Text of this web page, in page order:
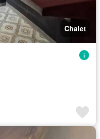
Chalet